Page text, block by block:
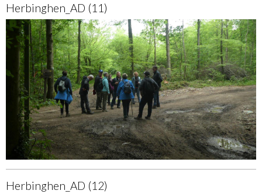
Herbinghen_AD (11)
Herbinghen_AD (12)